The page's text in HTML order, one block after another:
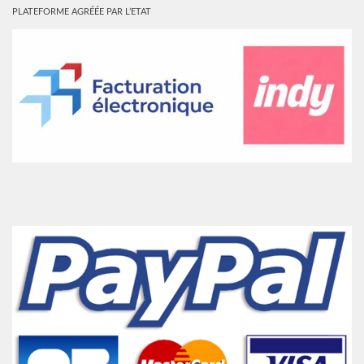
PLATEFORME AGRÉÉE PAR L’ETAT